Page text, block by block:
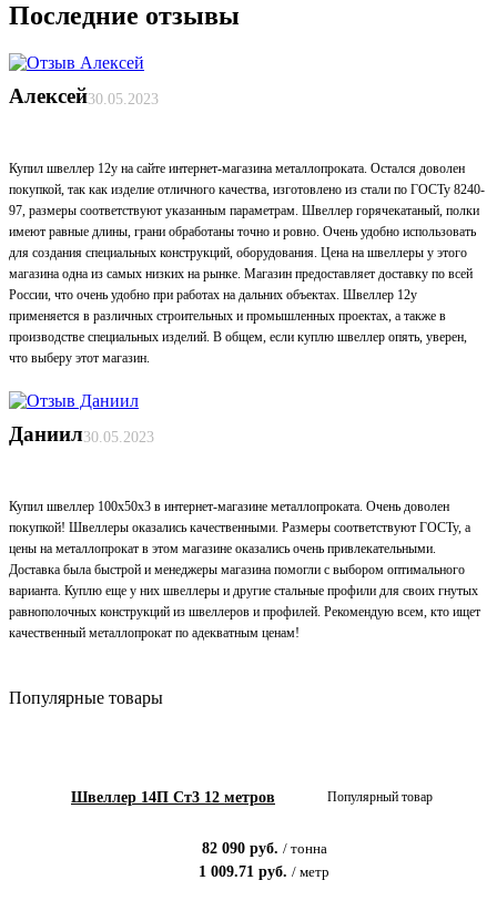
Последние отзывы
Алексей30.05.2023
Купил швеллер 12у на сайте интернет-магазина металлопроката. Остался доволен
покупкой, так как изделие отличного качества, изготовлено из стали по ГОСТу 8240-
97, размеры соответствуют указанным параметрам. Швеллер горячекатаный, полки
имеют равные длины, грани обработаны точно и ровно. Очень удобно использовать
для создания специальных конструкций, оборудования. Цена на швеллеры у этого
магазина одна из самых низких на рынке. Магазин предоставляет доставку по всей
России, что очень удобно при работах на дальних объектах. Швеллер 12у
применяется в различных строительных и промышленных проектах, а также в
производстве специальных изделий. В общем, если куплю швеллер опять, уверен,
что выберу этот магазин.
Даниил30.05.2023
Купил швеллер 100х50х3 в интернет-магазине металлопроката. Очень доволен
покупкой! Швеллеры оказались качественными. Размеры соответствуют ГОСТу, а
цены на металлопрокат в этом магазине оказались очень привлекательными.
Доставка была быстрой и менеджеры магазина помогли с выбором оптимального
варианта. Куплю еще у них швеллеры и другие стальные профили для своих гнутых
равнополочных конструкций из швеллеров и профилей. Рекомендую всем, кто ищет
качественный металлопрокат по адекватным ценам!
Популярные товары
Швеллер 14П Ст3 12 метров Популярный товар
82 090руб. / тонна
1 009.71 руб. / метр